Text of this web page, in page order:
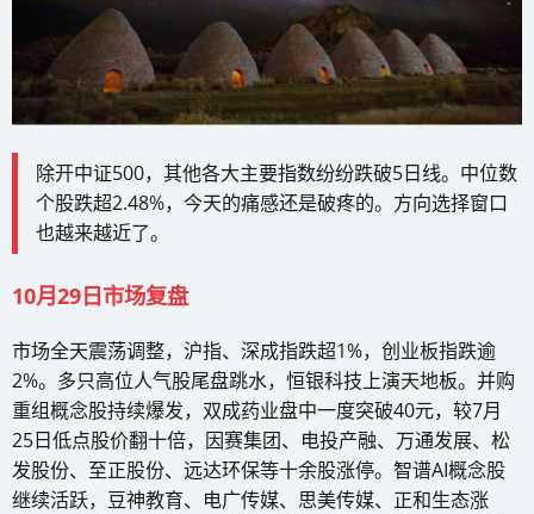
除开中证500，其他各大主要指数纷纷跌破5日线。中位数
个股跌超2.48%，今天的痛感还是破疼的。方向选择窗口
也越来越近了。
10月29日市场复盘
市场全天震荡调整，沪指、深成指跌超1%，创业板指跌逾
2%。多只高位人气股尾盘跳水，恒银科技上演天地板。并购
重组概念股持续爆发，双成药业盘中一度突破40元，较7月
25日低点股价翻十倍，因赛集团、电投产融、万通发展、松
发股份、至正股份、远达环保等十余股涨停。智谱AI概念股
继续活跃，豆神教育、电广传媒、思美传媒、正和生态涨